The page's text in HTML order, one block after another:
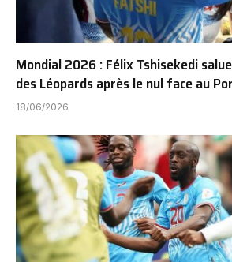
Mondial 2026 : Félix Tshisekedi
des Léopards après le nul face au
18/06/2026